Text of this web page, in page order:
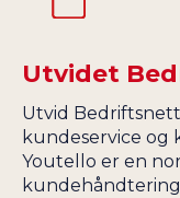
Utvidet
Utvid
kundeservice og
Youtello er en